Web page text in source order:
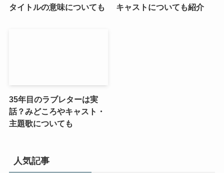
タイトルの意味についても
キャストについても紹介
35年目のラブレターは実
話？みどころやキャスト・
主題歌についても
人気記事